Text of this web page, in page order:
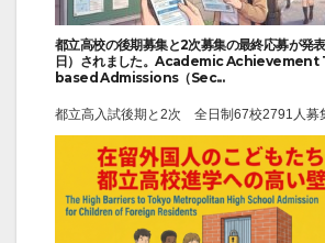
都立高校の後期募集と2次募集の最終応募が発
日）されました。Academic Achievement
based Admissions（Sec...
都立高入試後期と2次 全日制67校2791人
制は7校で485人 令和８年度都立高等学校第
分割後期募集･全日制課程等第二次募集 zoom
進学相談受け付けます。webinfo
表内容、東京都教育員会の元ページを確認す
9日 取り下げ、再提...